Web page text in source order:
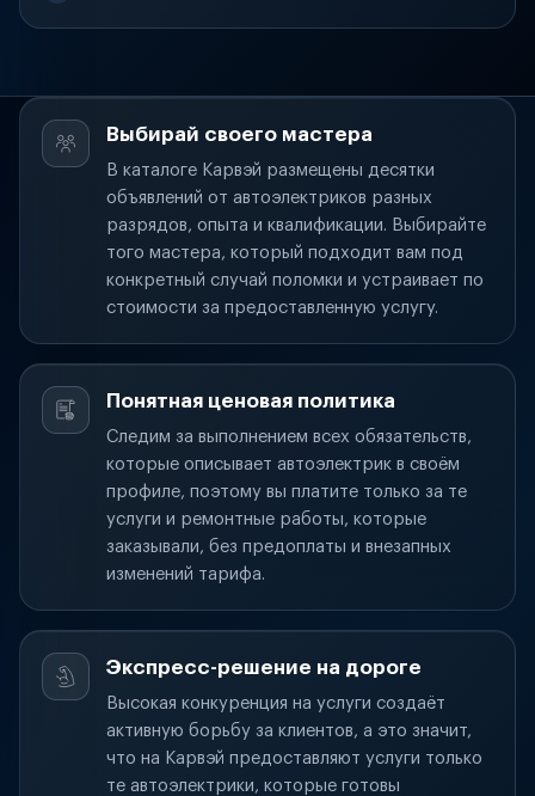
Выбирай своего мастера
В каталоге Карвэй размещены десятки
объявлений от автоэлектриков разных
разрядов, опыта и квалификации. Выбирайте
того мастера, который подходит вам под
конкретный случай поломки и устраивает по
стоимости за предоставленную услугу.
Понятная ценовая политика
Следим за выполнением всех обязательств,
которые описывает автоэлектрик в своём
профиле, поэтому вы платите только за те
услуги и ремонтные работы, которые
заказывали, без предоплаты и внезапных
изменений тарифа.
Экспресс-решение на дороге
Высокая конкуренция на услуги создаёт
активную борьбу за клиентов, а это значит,
что на Карвэй предоставляют услуги только
те автоэлектрики, которые готовы